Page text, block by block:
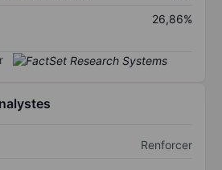
26,86%
Renforcer